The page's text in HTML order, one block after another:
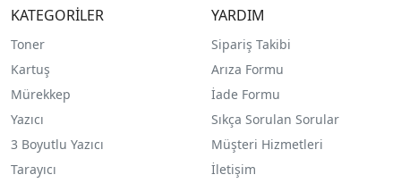
KATEGORİLER
Toner
Kartuş
Mürekkep
Yazıcı
3 Boyutlu Yazıcı
Tarayıcı
YARDIM
Sipariş Takibi
Arıza Formu
İade Formu
Sıkça Sorulan Sorular
Müşteri Hizmetleri
İletişim